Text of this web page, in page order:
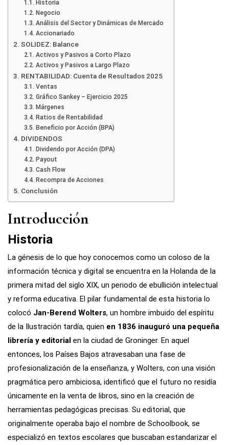
Historia
Negocio
Análisis del Sector y Dinámicas de Mercado
Accionariado
SOLIDEZ: Balance
Activos y Pasivos a Corto Plazo
Activos y Pasivos a Largo Plazo
RENTABILIDAD: Cuenta de Resultados 2025
Ventas
Gráfico Sankey – Ejercicio 2025
Márgenes
Ratios de Rentabilidad
Beneficio por Acción (BPA)
DIVIDENDOS
Dividendo por Acción (DPA)
Payout
Cash Flow
Recompra de Acciones
Conclusión
Introducción
Historia
La génesis de lo que hoy conocemos como un coloso de la
información técnica y digital se encuentra en la Holanda de la
primera mitad del siglo XIX, un periodo de ebullición intelectual
y reforma educativa. El pilar fundamental de esta historia lo
colocó Jan-Berend Wolters, un hombre imbuido del espíritu
de la Ilustración tardía, quien en 1836 inauguró una pequeña
librería y editorial en la ciudad de Groninger. En aquel
entonces, los Países Bajos atravesaban una fase de
profesionalización de la enseñanza, y Wolters, con una visión
pragmática pero ambiciosa, identificó que el futuro no residía
únicamente en la venta de libros, sino en la creación de
herramientas pedagógicas precisas. Su editorial, que
originalmente operaba bajo el nombre de Schoolbook, se
especializó en textos escolares que buscaban estandarizar el